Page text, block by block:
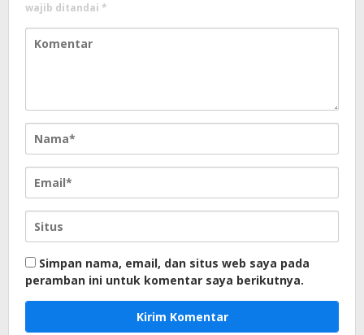
wajib ditandai *
Simpan nama, email, dan situs web saya pada
peramban ini untuk komentar saya berikutnya.